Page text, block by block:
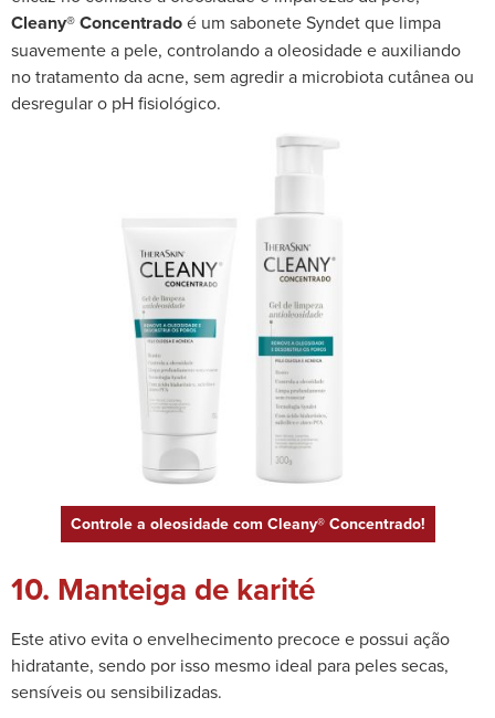
Cleany® Concentradoé um sabonete Syndet que limpa
suavemente a pele, controlando a oleosidade e auxiliando
no tratamento da acne, sem agredir a microbiota cutânea ou
desregular o pH fisiológico.
Controle a oleosidade com Cleany® Concentrado!
10. Manteiga de karité
Este ativo evita o envelhecimento precoce e possui ação
hidratante, sendo por isso mesmo ideal para peles secas,
sensíveis ou sensibilizadas.